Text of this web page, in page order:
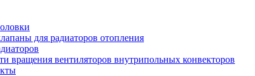
для радиаторов отопления
вращения вентиляторов внутрипольных конвекторов